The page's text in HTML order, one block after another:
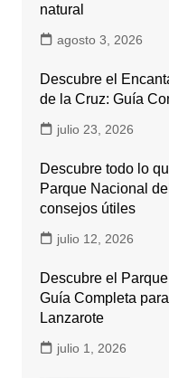
natural
agosto 3, 2026
Descubre el
de la Cruz: Guía
julio 23, 2026
Descubre todo lo
Parque Nacional
consejos útiles
julio 12, 2026
Descubre el
Guía Completa
Lanzarote
julio 1, 2026